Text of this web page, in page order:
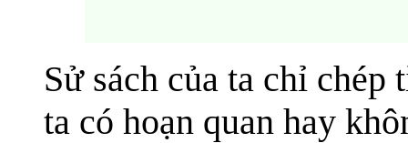
Sử sách của ta chỉ
ta có hoạn quan hay